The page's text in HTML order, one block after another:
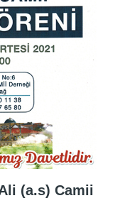
(a.s) Camii